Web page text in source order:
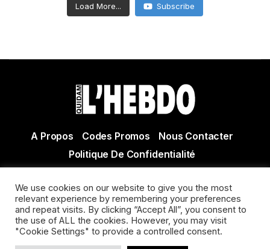
Load More... Subscribe
A Propos Codes Promos
Nous Contacter
Politique De Confidentialité
Actualité Agen - Actualité en lot et Garonne - Actualité
Villeneuve sur Lot
We use cookies on our website to give you the most
relevant experience by remembering your preferences
and repeat visits. By clicking “Accept All”, you consent to
the use of ALL the cookies. However, you may visit
"Cookie Settings" to provide a controlled consent.